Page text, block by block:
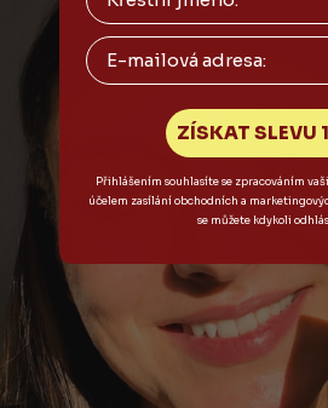
Email
ZÍSKAT SLEVU
Přihlášením souhlasíte se zpracováním
účelem zasílání obchodních a
se můžete kdykoli